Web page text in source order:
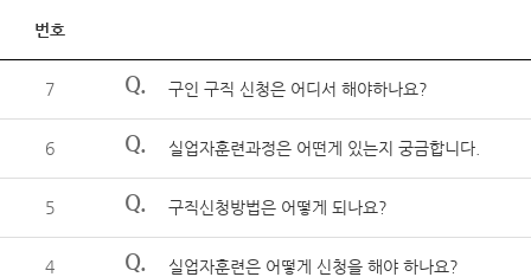
번호
7 Q. 구인 구직 신청은 어디서 해야하나요?
6 Q. 실업자훈련과정은 어떤게 있는지 궁금합니다.
5 Q. 구직신청방법은 어떻게 되나요?
4 Q. 실업자훈련은 어떻게 신청을 해야 하나요?